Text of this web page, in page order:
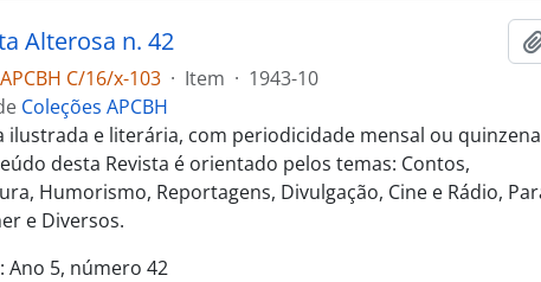
Alterosa n. 42
C/16/x-103 · Item · 1943-10
Coleções APCBH
ilustrada e literária, com periodicidade mensal ou
desta Revista é orientado pelos temas: Contos,
Humorismo, Reportagens, Divulgação, Cine e Rádio,
e Diversos.
Ano 5, número 42